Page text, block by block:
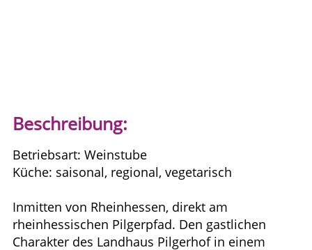
Beschreibung:
Betriebsart: Weinstube
Küche: saisonal, regional, vegetarisch
Inmitten von Rheinhessen, direkt am
rheinhessischen Pilgerpfad. Den gastlichen
Charakter des Landhaus Pilgerhof in einem